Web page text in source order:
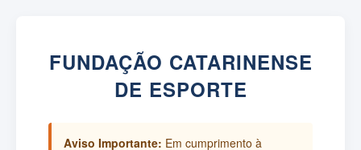
FUNDAÇÃO CATARINENSE
DE ESPORTE
Aviso Importante: Em cumprimento à